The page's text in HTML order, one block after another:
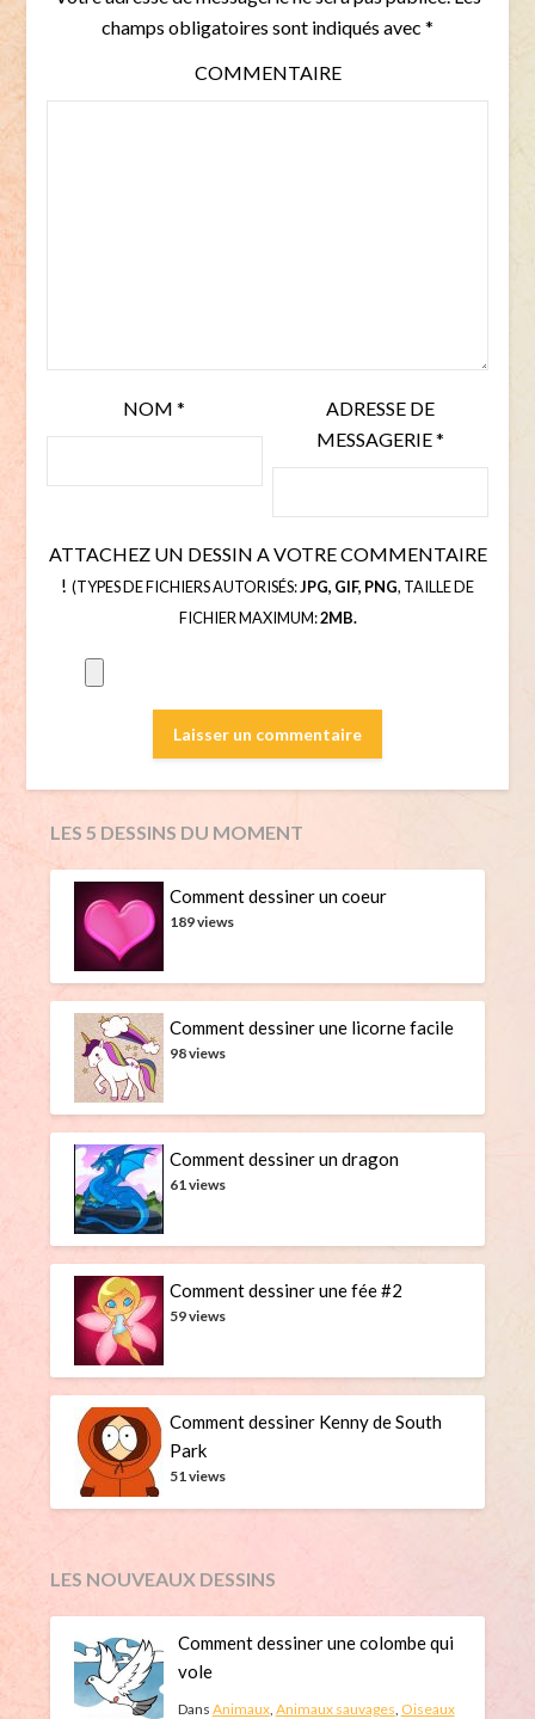
champs obligatoires sont indiqués avec *
COMMENTAIRE
NOM*
ADRESSE DE
MESSAGERIE*
ATTACHEZ UN DESSIN A VOTRE COMMENTAIRE
! (TYPES DE FICHIERS AUTORISÉS:JPG, GIF, PNG, TAILLE DE
FICHIER MAXIMUM:2MB.
LES 5 DESSINS DU MOMENT
Comment dessiner un coeur
189 views
Comment dessiner une licorne facile
98 views
Comment dessiner un dragon
61 views
Comment dessiner une fée #2
59 views
Comment dessiner Kenny de South
Park
51 views
LES NOUVEAUX DESSINS
Comment dessiner une colombe qui
vole
Dans Animaux, Animaux sauvages Oiseaux